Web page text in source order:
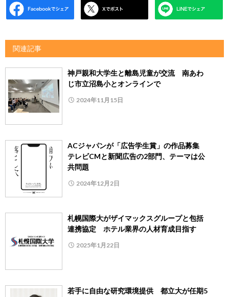
関連記事
神戸親和大学生と離島児童が交流 南あわ
じ市立沼島小とオンラインで
2024年11月15日
ACジャパンが「広告学生賞」の作品募集
テレビCMと新聞広告の2部門、テーマは公
共問題
2024年12月2日
札幌国際大がザイマックスグループと包括
連携協定 ホテル業界の人材育成目指す
2025年1月22日
若手に自由な研究環境提供 都立大が任期5